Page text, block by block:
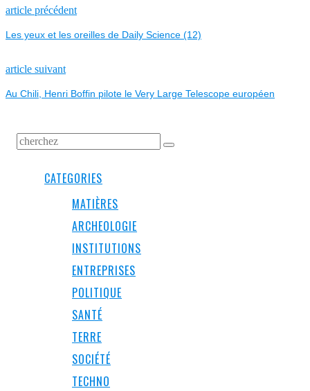
NAVIGATION
DE
L’ARTICLE
article précédentPrevious
Les yeux et les oreilles de Daily Science (12)
article suivantNext
Au Chili, Henri Boffin pilote le Very Large Telescope européen
CATEGORIES
MATIÈRES
ARCHEOLOGIE
INSTITUTIONS
ENTREPRISES
POLITIQUE
SANTÉ
TERRE
SOCIÉTÉ
TECHNO